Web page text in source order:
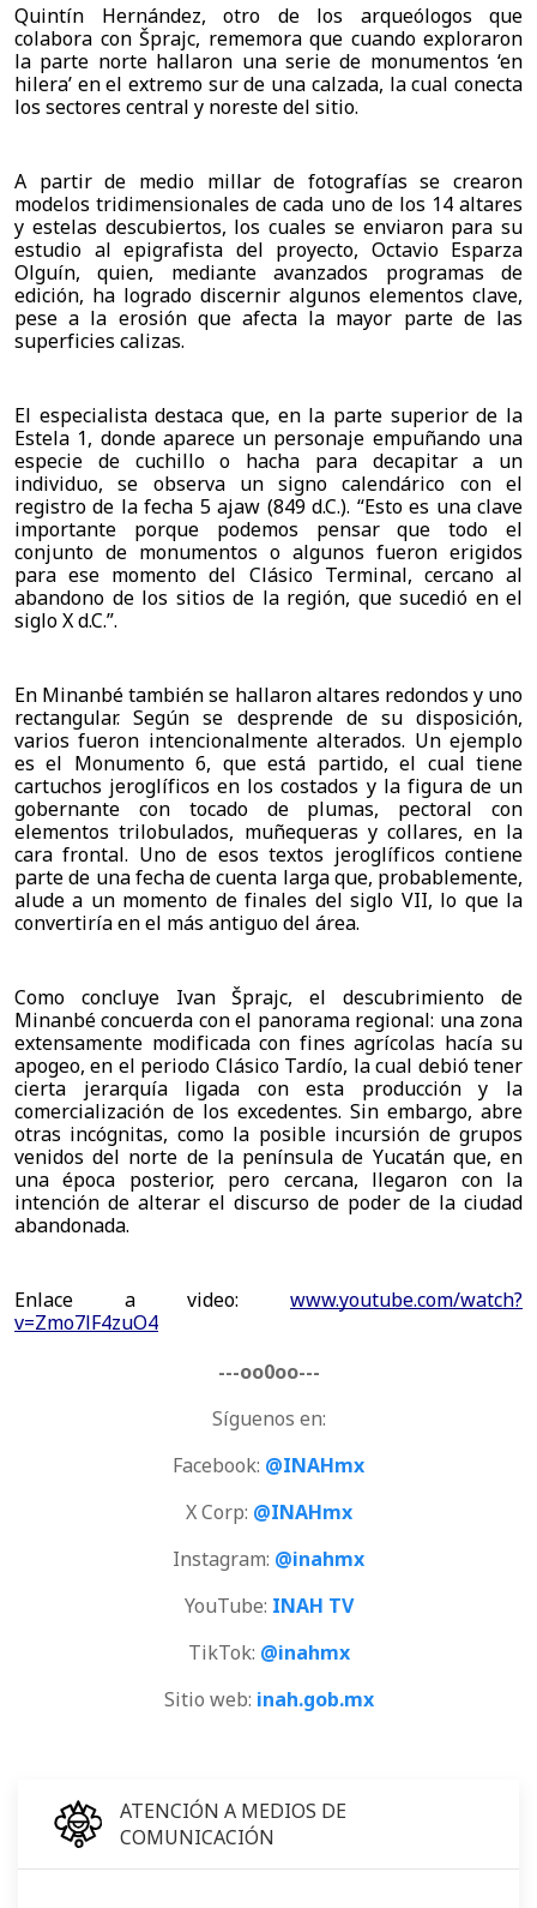
Quintín Hernández, otro de los arqueólogos que
colabora con Šprajc, rememora que cuando exploraron
la parte norte hallaron una serie de monumentos ‘en
hilera’ en el extremo sur de una calzada, la cual conecta
los sectores central y noreste del sitio.
A partir de medio millar de fotografías se crearon
modelos tridimensionales de cada uno de los 14 altares
y estelas descubiertos, los cuales se enviaron para su
estudio al epigrafista del proyecto, Octavio Esparza
Olguín, quien, mediante avanzados programas de
edición, ha logrado discernir algunos elementos clave,
pese a la erosión que afecta la mayor parte de las
superficies calizas.
El especialista destaca que, en la parte superior de la
Estela 1, donde aparece un personaje empuñando una
especie de cuchillo o hacha para decapitar a un
individuo, se observa un signo calendárico con el
registro de la fecha 5 ajaw (849 d.C.). “Esto es una clave
importante porque podemos pensar que todo el
conjunto de monumentos o algunos fueron erigidos
para ese momento del Clásico Terminal, cercano al
abandono de los sitios de la región, que sucedió en el
siglo X d.C.”.
En Minanbé también se hallaron altares redondos y uno
rectangular. Según se desprende de su disposición,
varios fueron intencionalmente alterados. Un ejemplo
es el Monumento 6, que está partido, el cual tiene
cartuchos jeroglíficos en los costados y la figura de un
gobernante con tocado de plumas, pectoral con
elementos trilobulados, muñequeras y collares, en la
cara frontal. Uno de esos textos jeroglíficos contiene
parte de una fecha de cuenta larga que, probablemente,
alude a un momento de finales del siglo VII, lo que la
convertiría en el más antiguo del área.
Como concluye Ivan Šprajc, el descubrimiento de
Minanbé concuerda con el panorama regional: una zona
extensamente modificada con fines agrícolas hacía su
apogeo, en el periodo Clásico Tardío, la cual debió tener
cierta jerarquía ligada con esta producción y la
comercialización de los excedentes. Sin embargo, abre
otras incógnitas, como la posible incursión de grupos
venidos del norte de la península de Yucatán que, en
una época posterior, pero cercana, llegaron con la
intención de alterar el discurso de poder de la ciudad
abandonada.
Enlace a video: www.youtube.com/watch?
v=Zmo7lF4zuO4
---oo0oo---
Síguenos en:
Facebook: @INAHmx
X Corp: @INAHmx
Instagram: @inahmx
YouTube: INAH TV
TikTok: @inahmx
Sitio web: inah.gob.mx
ATENCIÓN A MEDIOS DE
COMUNICACIÓN